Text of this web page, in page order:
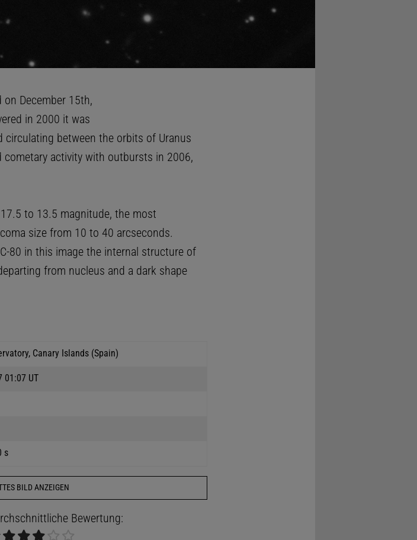
December 15th,
in 2000 it was
circulating between the orbits of Uranus
activity with outbursts in 2006,
to 13.5 magnitude, the most
size from 10 to 40 arcseconds.
80 in this image the internal structure of
from nucleus and a dark shape
Canary Islands (Spain)
01:07 UT
s
BILD ANZEIGEN
Bewertung: